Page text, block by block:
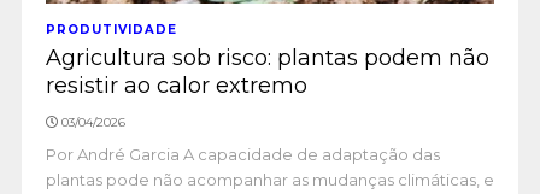
PRODUTIVIDADE
Agricultura sob risco: plantas podem não
resistir ao calor extremo
03/04/2026
Por André Garcia A capacidade de adaptação das
plantas pode não acompanhar as mudanças climáticas, e